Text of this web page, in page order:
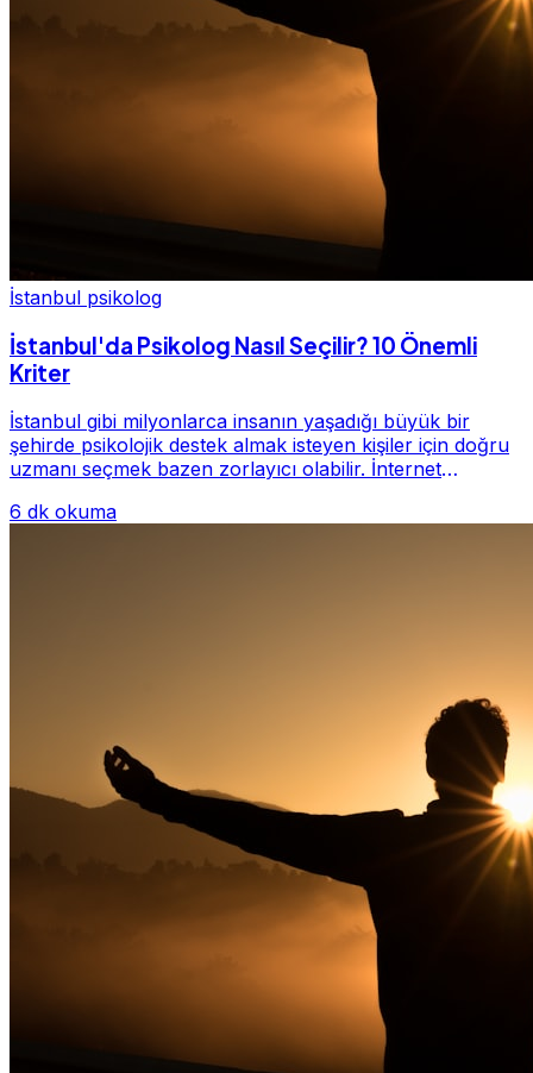
İstanbul psikolog
İstanbul'da Psikolog Nasıl Seçilir? 10 Önemli
Kriter
İstanbul gibi milyonlarca insanın yaşadığı büyük bir
şehirde psikolojik destek almak isteyen kişiler için doğru
uzmanı seçmek bazen zorlayıcı olabilir. İnternet
6 dk okuma